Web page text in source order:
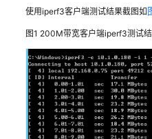
明
快
速
入
门
用
户
使用iperf3客户端测试结果截图如
图1 200M带宽客户端iperf3测试